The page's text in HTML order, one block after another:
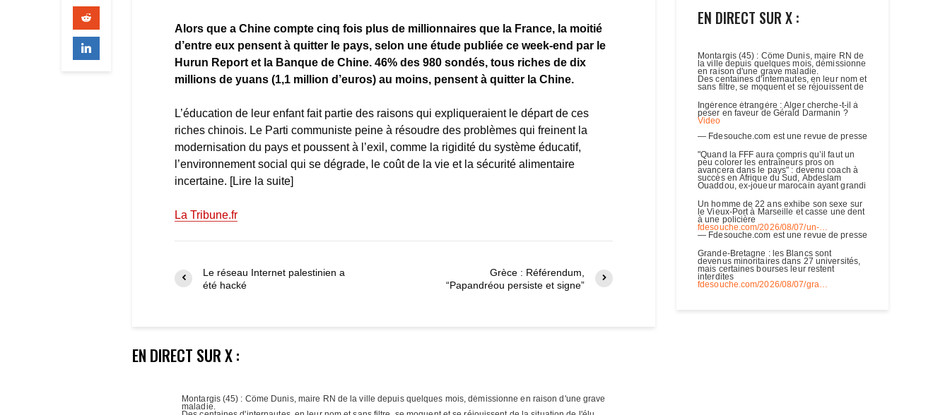
Alors que a Chine compte cinq fois plus de millionnaires que la France, la moitié
d’entre eux pensent à quitter le pays, selon une étude publiée ce week-end par le
Hurun Report et la Banque de Chine. 46% des 980 sondés, tous riches de dix
millions de yuans (1,1 million d’euros) au moins, pensent à quitter la Chine.
L’éducation de leur enfant fait partie des raisons qui expliqueraient le départ de ces
riches chinois. Le Parti communiste peine à résoudre des problèmes qui freinent la
modernisation du pays et poussent à l’exil, comme la rigidité du système éducatif,
l’environnement social qui se dégrade, le coût de la vie et la sécurité alimentaire
incertaine. [Lire la suite]
La Tribune.fr
Le réseau Internet palestinien a
été hacké
Grèce : Référendum,
“Papandréou persiste et signe”
EN DIRECT SUR X :
EN DIRECT SUR X :